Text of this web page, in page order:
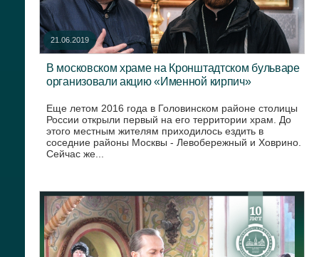
21.06.2019
В московском храме на Кронштадтском бульваре
организовали акцию «Именной кирпич»
Еще летом 2016 года в Головинском районе столицы
России открыли первый на его территории храм. До
этого местным жителям приходилось ездить в
соседние районы Москвы - Левобережный и Ховрино.
Сейчас же...